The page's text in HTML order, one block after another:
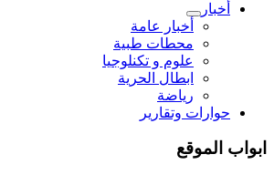
أخبار
أخبار عامة
محطات طبية
علوم و تکنلوجیا
ابطال الحرية
رياضة
حوارات وتقارير
ابواب الموقع